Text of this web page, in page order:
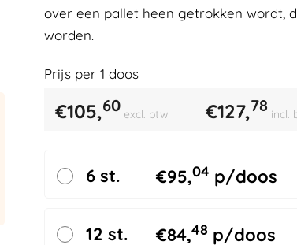
over een pallet heen getrokken wordt,
worden.
Prijs per 1 doos
€105,60 excl. btw €127,78 incl.
6 st. €95,04 p/doos
12 st. €84,48 p/doos